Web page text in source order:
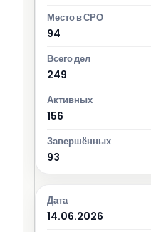
94
249
156
93
14.06.2026